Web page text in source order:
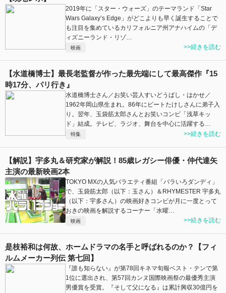
2019年に「スター・ウォーズ」のテーマランド「Star
Wars Galaxy’s Edge」がどこよりも早く誕生することで
も注目を集めているカリフォルニア州アナハイムの「デ
ィズニーランド・リゾ…
映画 >>続きを読む
【水道橋博士】最長老監督が作った最先端にして最高傑作『15
時17分、パリ行き』
水道橋博士さん／お笑い芸人すいどうばし・はかせ／
1962年岡山県生まれ。86年にビートたけしさんに弟子入
り。翌年、玉袋筋太郎さんとお笑いコンビ「浅草キッ
ド」結成。テレビ、ラジオ、舞台を中心に活躍する…
特集 >>続きを読む
【解説】宇多丸＆研究家が解説！85歳レガシー俳優・仲代達矢
主演の最新映画2本
TOKYO MXの人気バラエティ番組「バラいろダンディ」
で、玉袋筋太郎（以下：玉さん）＆RHYMESTER 宇多丸
（以下：宇多さん）の映画好きコンビが月に一度とって
おきの映画を解説するコーナー「水曜…
映画 >>続きを読む
是枝裕和は何故、ホームドラマの名手と呼ばれるのか？【フィ
ルムメーカー列伝 第七回】
『誰も知らない』が第78回キネマ旬報ベスト・テンで第
1位に選出され、第57回カンヌ国際映画祭の最優秀主演
男優賞を受賞。『そして父になる』は累計興収30億円を